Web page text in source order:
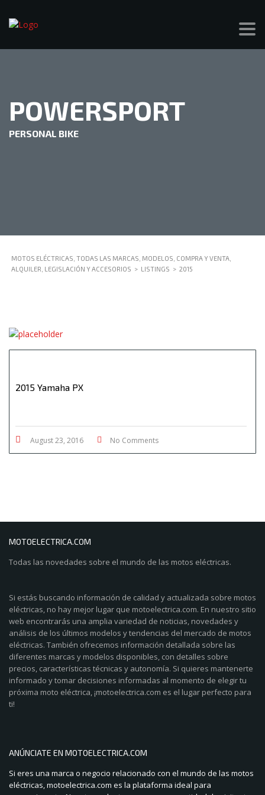
POWERSPORT
PERSONAL BIKE
MOTOS ELÉCTRICAS, TODAS LAS MARCAS, MODELOS, COMPRA Y VENTA,
ALQUILER, LEGISLACIÓN Y ACCESORIOS > LISTINGS > 2015
2015 Yamaha PX
August 23, 2016 No Comments
MOTOELECTRICA.COM
Todas las novedades sobre el mundo de las motos eléctricas.
Si estás buscando información de calidad y actualizada sobre motos
eléctricas, no hay mejor lugar que motoelectrica.com. En nuestro sitio
web encontrarás una amplia variedad de noticias, novedades y
análisis de los últimos modelos y tendencias del mercado de motos
eléctricas. También ofrecemos información detallada sobre las
diferentes marcas y modelos disponibles, con detalles sobre
precios, características técnicas y autonomía. Si quieres mantenerte
informado y tomar decisiones informadas al momento de elegir tu
próxima moto eléctrica, ¡motoelectrica.com es el lugar perfecto para
ti!
ANÚNCIATE EN MOTOELECTRICA.COM
Si eres una marca o negocio relacionado con el mundo de las motos
eléctricas, motoelectrica.com es la plataforma ideal para